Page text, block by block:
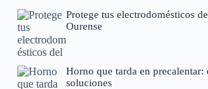
Protege tus electrodomésticos
Ourense
Horno que tarda en precalentar:
soluciones